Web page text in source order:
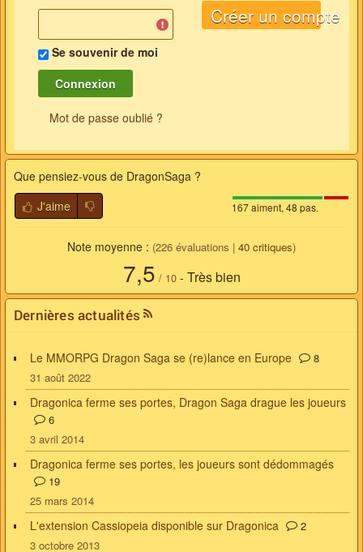
Se souvenir de moi
Mot de passe oublié ?
Créer un compte
Que pensiez-vous de DragonSaga ?
167 aiment, 48 pas.
J'aime
Note moyenne : (226 évaluations | 40 critiques)
7,5 / 10- Très bien
Dernières actualités
Le MMORPG Dragon Saga se (re)lance en Europe
8
31 août 2022
Dragonica ferme ses portes, Dragon Saga drague les joueurs
6
3 avril 2014
Dragonica ferme ses portes, les joueurs sont dédommagés
19
25 mars 2014
L'extension Cassiopeia disponible sur Dragonica
2
3 octobre 2013